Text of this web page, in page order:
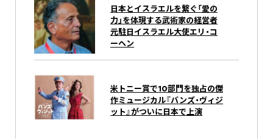
日本とイスラエルを繋ぐ「愛の
力」を体現する武術家の経営者
元駐日イスラエル大使エリ・コ
ーヘン
米トニー賞で10部門を独占の傑
作ミュージカル『バンズ・ヴィジ
ット』がついに日本で上演